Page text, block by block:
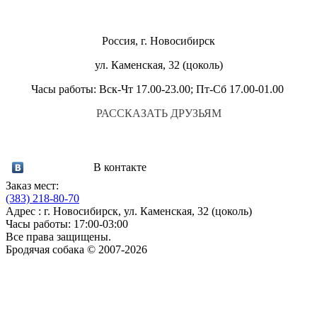
Россия, г. Новосибирск
ул. Каменская, 32 (цоколь)
Часы работы: Вск-Чт 17.00-23.00; Пт-Сб 17.00-01.00
РАССКАЗАТЬ ДРУЗЬЯМ
В контакте
Заказ мест:
(383) 218-80-70
Адрес : г. Новосибирск, ул. Каменская, 32 (цоколь)
Часы работы: 17:00-03:00
Все права защищены.
Бродячая собака © 2007-2026